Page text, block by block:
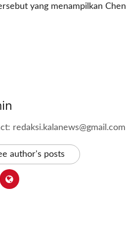
yang menampilkan
redaksi.kalanews@gmail.com
author's posts